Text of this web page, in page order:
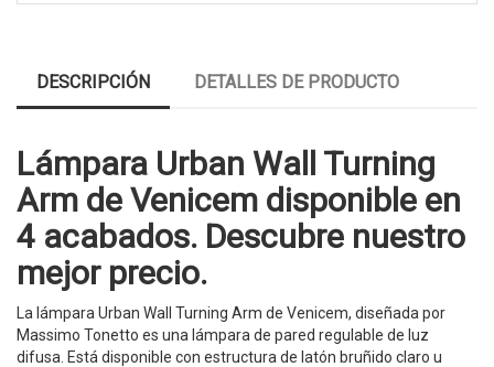
DESCRIPCIÓN DETALLES DE PRODUCTO
Lámpara Urban Wall Turning
Arm de Venicem disponible en
4 acabados. Descubre nuestro
mejor precio.
La lámpara Urban Wall Turning Arm de Venicem, diseñada por
Massimo Tonetto es una lámpara de pared regulable de luz
difusa. Está disponible con estructura de latón bruñido claro u